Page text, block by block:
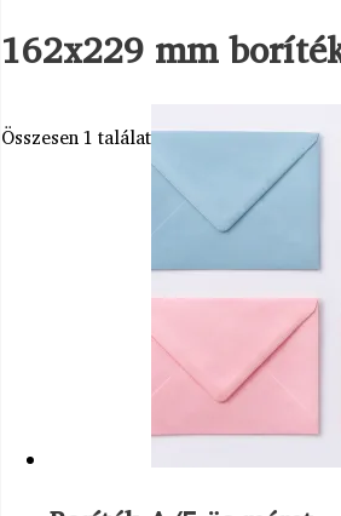
162x229 mm
Összesen 1 találat